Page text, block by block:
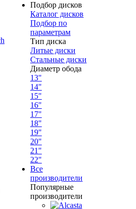
Подбор дисков
Каталог дисков
Подбор по
параметрам
Тип диска
Литые диски
Стальные диски
Диаметр обода
13"
14"
15"
16"
17"
18"
19"
20"
21"
22"
Все
производители
Популярные
производители